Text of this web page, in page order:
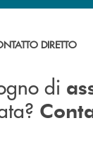
assistenza
DIRETTO
di